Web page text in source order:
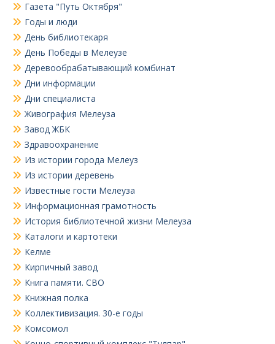
Газета "Путь Октября"
Годы и люди
День библиотекаря
День Победы в Мелеузе
Деревообрабатывающий комбинат
Дни информации
Дни специалиста
Живография Мелеуза
Завод ЖБК
Здравоохранение
Из истории города Мелеуз
Из истории деревень
Известные гости Мелеуза
Информационная грамотность
История библиотечной жизни Мелеуза
Каталоги и картотеки
Келме
Кирпичный завод
Книга памяти. СВО
Книжная полка
Коллективизация. 30-е годы
Комсомол